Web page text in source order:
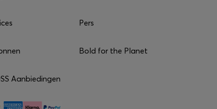
Aanbiedingen
Pers
Bold for the Planet